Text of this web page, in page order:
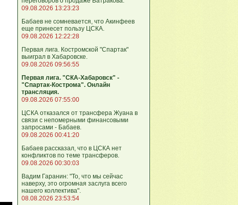
09.08.2026 13:23:23
Бабаев не сомневается, что Акинфеев
еще принесет пользу ЦСКА.
09.08.2026 12:22:28
Первая лига. Костромской "Спартак"
выиграл в Хабаровске.
09.08.2026 09:56:55
Первая лига. "СКА-Хабаровск" -
"Спартак-Кострома". Онлайн
трансляция.
09.08.2026 07:55:00
ЦСКА отказался от трансфера Жуана в
связи с непомерными финансовыми
запросами - Бабаев.
09.08.2026 00:41:20
Бабаев рассказал, что в ЦСКА нет
конфликтов по теме трансферов.
09.08.2026 00:30:03
Вадим Гаранин: "То, что мы сейчас
наверху, это огромная заслуга всего
нашего коллектива".
08.08.2026 23:53:54